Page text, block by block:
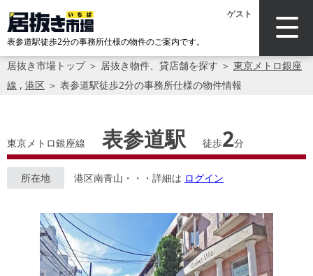
ゲスト
表参道駅徒歩2分の事務所仕様の物件のご案内です。
居抜き市場トップ＞ 居抜き物件、貸店舗を探す ＞ 東京メトロ銀座
線 , 港区 ＞ 表参道駅徒歩2分の事務所仕様の物件情報
東京メトロ銀座線 表参道駅 徒歩2分
所在地 港区南青山・・・詳細は ログイン